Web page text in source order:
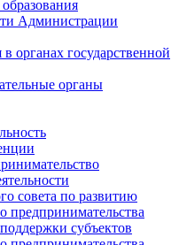
Администрации
органах государственной
органы
совета по развитию
предпринимательства
субъектов